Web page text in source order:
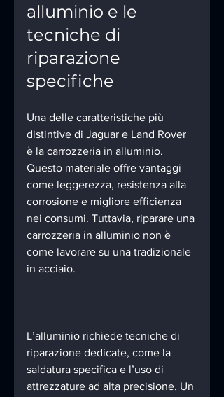
alluminio e le
tecniche di
riparazione
specifiche
Una delle caratteristiche più
distintive di Jaguar e Land Rover
è la carrozzeria in alluminio.
Questo materiale offre vantaggi
come leggerezza, resistenza alla
corrosione e migliore efficienza
nei consumi. Tuttavia, riparare una
carrozzeria in alluminio non è
come lavorare su una tradizionale
in acciaio.
L’alluminio richiede tecniche di
riparazione dedicate, come la
saldatura specifica e l’uso di
attrezzature ad alta precisione. Un